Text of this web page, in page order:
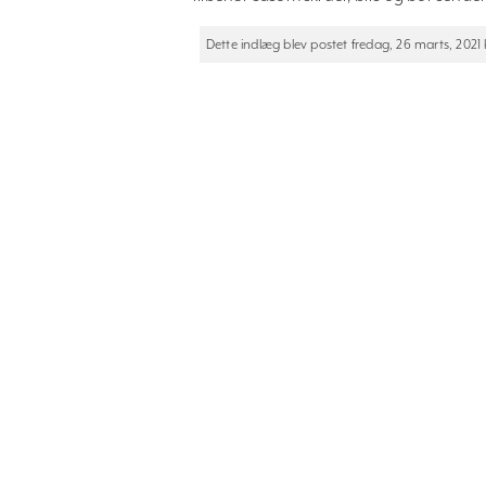
Dette indlæg blev postet fredag, 26 marts, 2021